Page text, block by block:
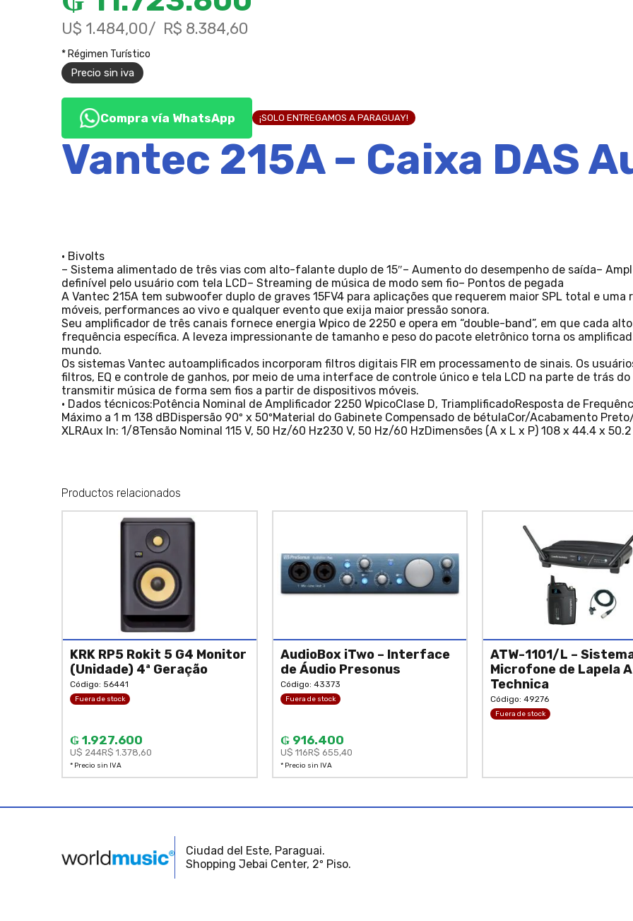
U$ 1.484,00 R$ 8.384,60
* Régimen Turístico
Precio sin iva
Compra vía WhatsApp ¡SOLO ENTREGAMOS A PARAGUAY!
Vantec 215A – Caixa DAS
• Bivolts
– Sistema alimentado de três vias com alto-falante duplo de 15″– Aumento do desempenho de saída–
definível pelo usuário com tela LCD– Streaming de música de modo sem fio– Pontos de pegada
A Vantec 215A tem subwoofer duplo de graves 15FV4 para aplicações que requerem maior SPL total e
móveis, performances ao vivo e qualquer evento que exija maior pressão sonora.
Seu amplificador de três canais fornece energia Wpico de 2250 e opera em “double-band”, em que cada
frequência específica. A leveza impressionante de tamanho e peso do pacote eletrônico torna os
mundo.
Os sistemas Vantec autoamplificados incorporam filtros digitais FIR em processamento de sinais. Os
filtros, EQ e controle de ganhos, por meio de uma interface de controle único e tela LCD na parte de trás
transmitir música de forma sem fios a partir de dispositivos móveis.
• Dados técnicos:Potência Nominal de Amplificador 2250 WpicoClase D, TriamplificadoResposta de
Máximo a 1 m 138 dBDispersão 90º x 50ºMaterial do Gabinete Compensado de bétulaCor/Acabamento
XLRAux In: 1/8Tensão Nominal 115 V, 50 Hz/60 Hz230 V, 50 Hz/60 HzDimensões (A x L x P) 108 x 44.4 x
Productos relacionados
KRK RP5 Rokit 5 G4 Monitor
(Unidade) 4ª Geração
Código: 56441
Fuera de stock
₲ 1.927.600
U$ 244R$ 1.378,60
* Precio sin IVA
AudioBox iTwo – Interface
de Áudio Presonus
Código: 43373
Fuera de stock
₲ 916.400
U$ 116R$ 655,40
* Precio sin IVA
ATW-1101/L –
Microfone de Lapela
Technica
Código: 49276
Fuera de stock
Ciudad del Este, Paraguai.
Shopping Jebai Center, 2º Piso.